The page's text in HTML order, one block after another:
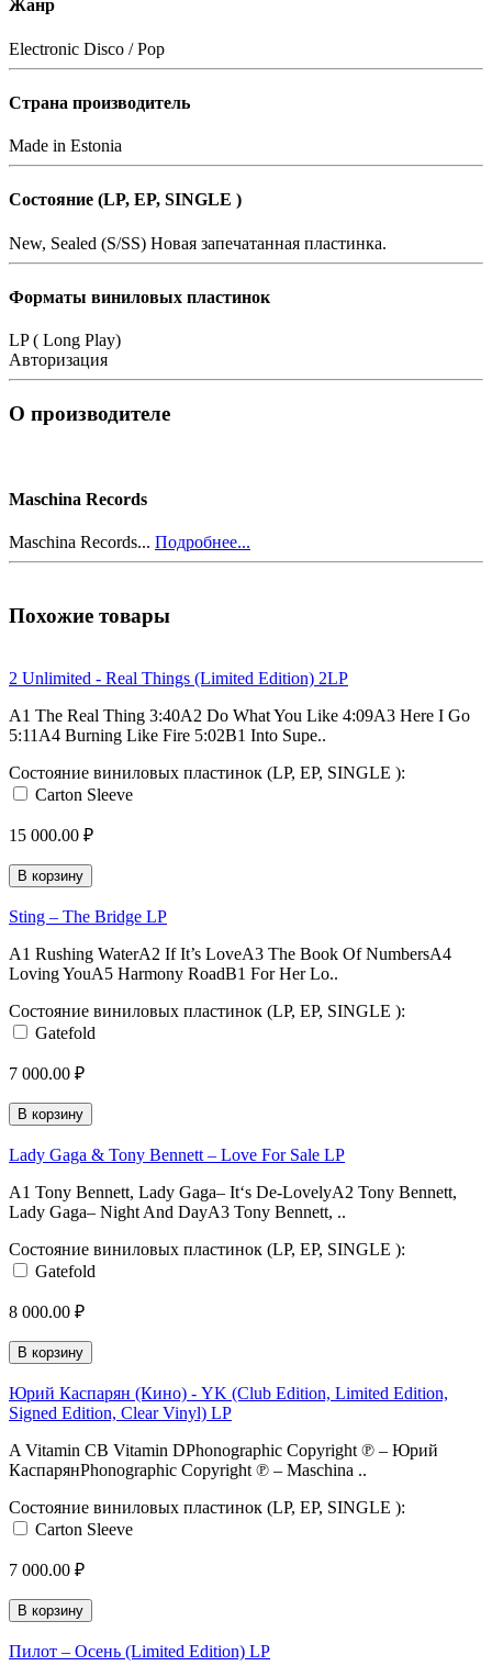
Жанр
Electronic Disco / Pop
Страна производитель
Made in Estonia
Состояние (LP, EP, SINGLE )
New, Sealed (S/SS) Новая запечатанная пластинка.
Форматы виниловых пластинок
LP ( Long Play)
Авторизация
О производителе
Maschina Records
Maschina Records... Подробнее...
Похожие товары
2 Unlimited - Real Things (Limited Edition) 2LP
A1 The Real Thing 3:40A2 Do What You Like 4:09A3 Here I Go
5:11A4 Burning Like Fire 5:02B1 Into Supe..
Состояние виниловых пластинок (LP, EP, SINGLE ):
Carton Sleeve
15 000.00 ₽
В корзину
Sting – The Bridge LP
A1 Rushing WaterA2 If It’s LoveA3 The Book Of NumbersA4
Loving YouA5 Harmony RoadB1 For Her Lo..
Состояние виниловых пластинок (LP, EP, SINGLE ):
Gatefold
7 000.00 ₽
В корзину
Lady Gaga & Tony Bennett – Love For Sale LP
A1 Tony Bennett, Lady Gaga– It‘s De-LovelyA2 Tony Bennett,
Lady Gaga– Night And DayA3 Tony Bennett, ..
Состояние виниловых пластинок (LP, EP, SINGLE ):
Gatefold
8 000.00 ₽
В корзину
Юрий Каспарян (Кино) - YK (Club Edition, Limited Edition,
Signed Edition, Clear Vinyl) LP
A Vitamin CB Vitamin DPhonographic Copyright ℗ – Юрий
КаспарянPhonographic Copyright ℗ – Maschina ..
Состояние виниловых пластинок (LP, EP, SINGLE ):
Carton Sleeve
7 000.00 ₽
В корзину
Пилот – Осень (Limited Edition) LP